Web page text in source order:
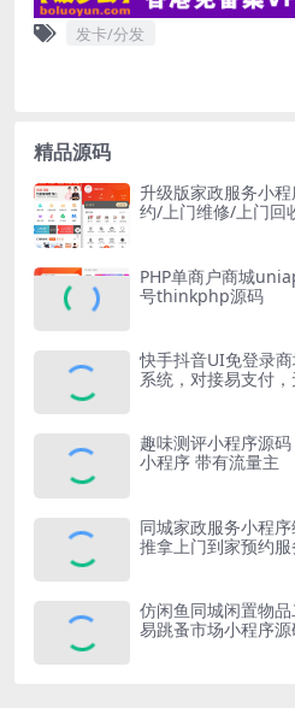
发卡/分发
精品源码
升级版家政服务小
约/上门维修/上门回
PHP单商户商城
号thinkphp源码
快手抖音UI免登录
系统，对接易支付
趣味测评小程序源
小程序 带有流量主
同城家政服务小程
推拿上门到家预约服
仿闲鱼同城闲置物
易跳蚤市场小程序